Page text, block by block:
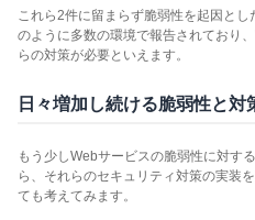
これら2件に留まらず脆弱性を起因と
のように多数の環境で報告されており
らの対策が必要といえます。
日々増加し続ける脆弱性と対
もう少しWebサービスの脆弱性に対す
ら、それらのセキュリティ対策の実装
ても考えてみます。